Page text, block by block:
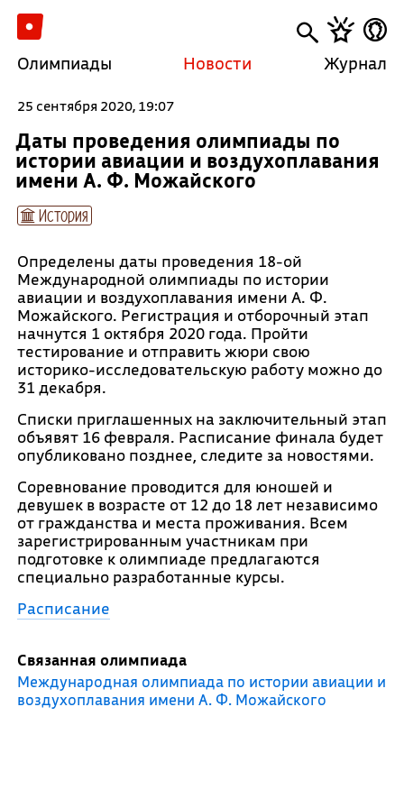
Олимпиады Новости Журнал
25 сентября 2020, 19:07
Даты проведения олимпиады по
истории авиации и воздухоплавания
имени А. Ф. Можайского
История
Определены даты проведения 18-ой
Международной олимпиады по истории
авиации и воздухоплавания имени А. Ф.
Можайского. Регистрация и отборочный этап
начнутся 1 октября 2020 года. Пройти
тестирование и отправить жюри свою
историко-исследовательскую работу можно до
31 декабря.
Списки приглашенных на заключительный этап
объявят 16 февраля. Расписание финала будет
опубликовано позднее, следите за новостями.
Соревнование проводится для юношей и
девушек в возрасте от 12 до 18 лет независимо
от гражданства и места проживания. Всем
зарегистрированным участникам при
подготовке к олимпиаде предлагаются
специально разработанные курсы.
Расписание
Связанная олимпиада
Международная олимпиада по истории авиации и
воздухоплавания имени А. Ф. Можайского